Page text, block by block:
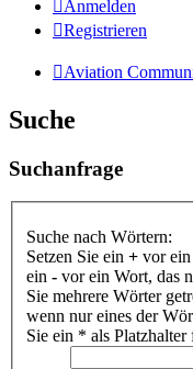
Anmelden
Registrieren
Aviation
Suche
Suchanfrage
Suche nach Wörtern:
Setzen Sie ein + vor ein
ein - vor ein Wort, das
Sie mehrere Wörter
wenn nur eines der
Sie ein * als